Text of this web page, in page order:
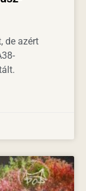
de azért